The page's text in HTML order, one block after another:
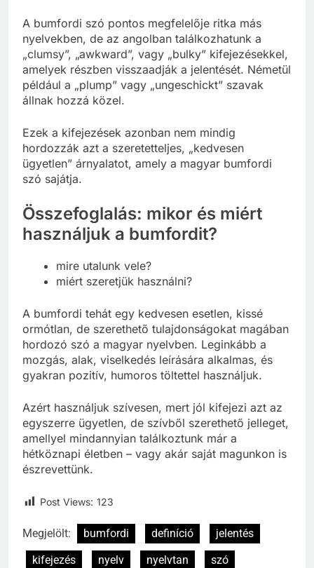
A bumfordi szó pontos megfelelője ritka más
nyelvekben, de az angolban találkozhatunk a
„clumsy”, „awkward”, vagy „bulky” kifejezésekkel,
amelyek részben visszaadják a jelentését. Németül
például a „plump” vagy „ungeschickt” szavak
állnak hozzá közel.
Ezek a kifejezések azonban nem mindig
hordozzák azt a szeretetteljes, „kedvesen
ügyetlen” árnyalatot, amely a magyar bumfordi
szó sajátja.
Összefoglalás: mikor és miért
használjuk a bumfordit?
mire utalunk vele?
miért szeretjük használni?
A bumfordi tehát egy kedvesen esetlen, kissé
ormótlan, de szerethető tulajdonságokat magában
hordozó szó a magyar nyelvben. Leginkább a
mozgás, alak, viselkedés leírására alkalmas, és
gyakran pozitív, humoros töltettel használjuk.
Azért használjuk szívesen, mert jól kifejezi azt az
egyszerre ügyetlen, de szívből szerethető jelleget,
amellyel mindannyian találkoztunk már a
hétköznapi életben – vagy akár saját magunkon is
észrevettünk.
Post Views: 123
Megjelölt: bumfordi definíció
jelentés
kifejezés
nyelv nyelvtan
szó